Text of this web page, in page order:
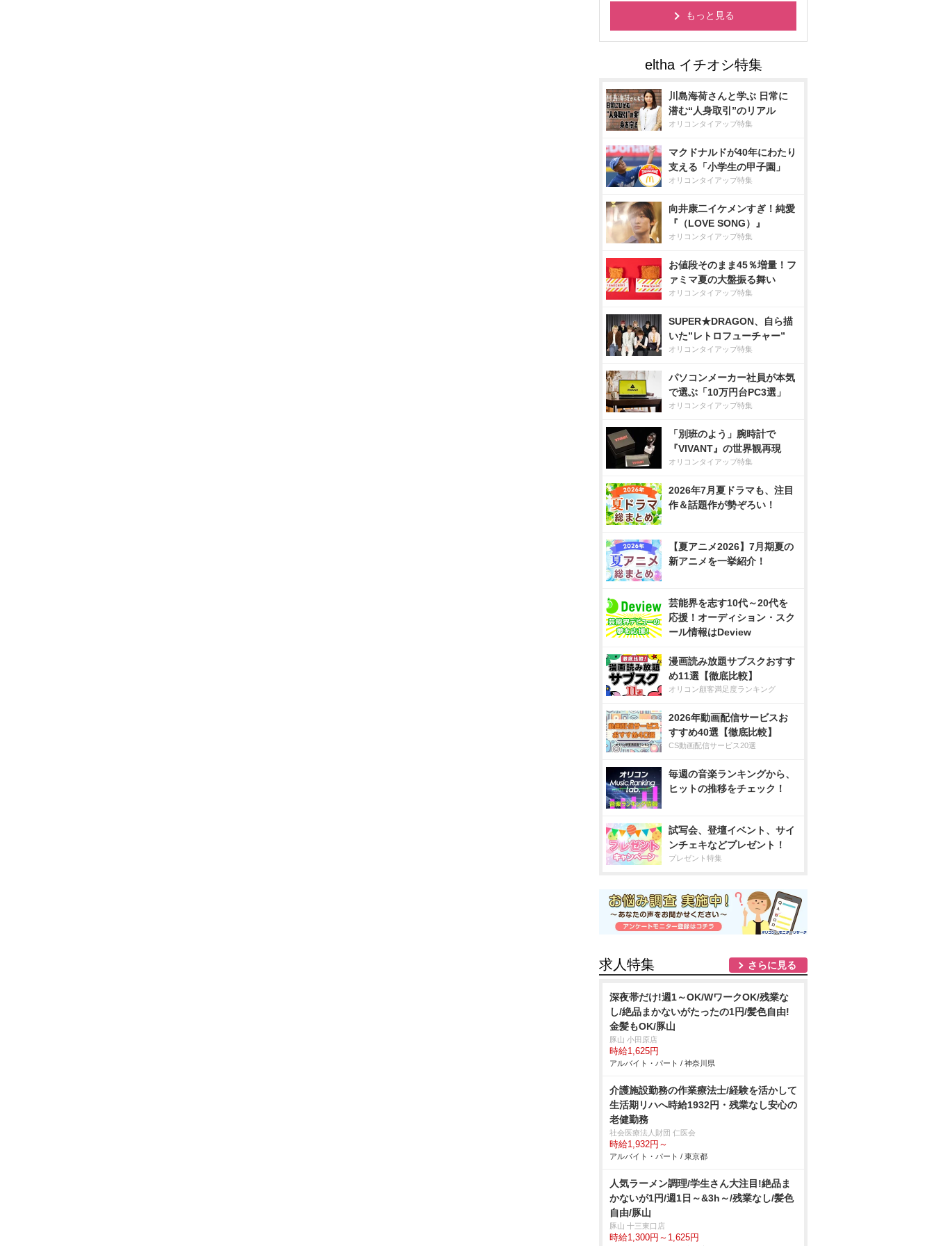
もっと見る
川島海荷さんと学ぶ 日常に
潜む“人身取引”のリアル
オリコンタイアップ特集
マクドナルドが40年にわたり
支える「小学生の甲子園」
オリコンタイアップ特集
向井康二イケメンすぎ！純愛
『（LOVE SONG）』
オリコンタイアップ特集
お値段そのまま45％増量！フ
ァミマ夏の大盤振る舞い
オリコンタイアップ特集
SUPER★DRAGON、自ら描
いた”レトロフューチャー”
オリコンタイアップ特集
パソコンメーカー社員が本気
で選ぶ「10万円台PC3選」
オリコンタイアップ特集
「別班のよう」腕時計で
『VIVANT』の世界観再現
オリコンタイアップ特集
2026年7月夏ドラマも、注目
作＆話題作が勢ぞろい！
【夏アニメ2026】7月期夏の
新アニメを一挙紹介！
芸能界を志す10代～20代を
応援！オーディション・スク
ール情報はDeview
漫画読み放題サブスクおすす
め11選【徹底比較】
オリコン顧客満足度ランキング
2026年動画配信サービスお
すすめ40選【徹底比較】
CS動画配信サービス20選
毎週の音楽ランキングから、
ヒットの推移をチェック！
試写会、登壇イベント、サイ
ンチェキなどプレゼント！
プレゼント特集
求人特集 さらに見る
深夜帯だけ!週1～OK/WワークOK/残業な
し/絶品まかないがたったの1円/髪色自由!
金髪もOK/豚山
豚山 小田原店
時給1,625円
アルバイト・パート / 神奈川県
介護施設勤務の作業療法士/経験を活かして
生活期リハへ時給1932円・残業なし安心の
老健勤務
社会医療法人財団 仁医会
時給1,932円～
アルバイト・パート / 東京都
人気ラーメン調理/学生さん大注目!絶品ま
かないが1円/週1日～&3h～/残業なし/髪色
自由/豚山
豚山 十三東口店
時給1,300円～1,625円